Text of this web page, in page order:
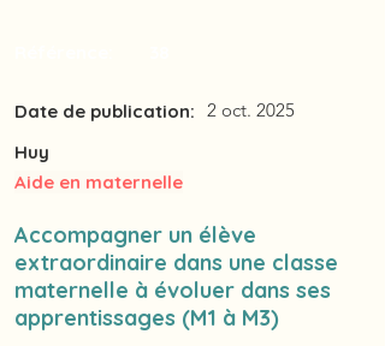
Date de publication: 2 oct. 2025
Huy
Aide en maternelle
Accompagner un élève
extraordinaire dans une classe
maternelle à évoluer dans ses
apprentissages (M1 à M3)